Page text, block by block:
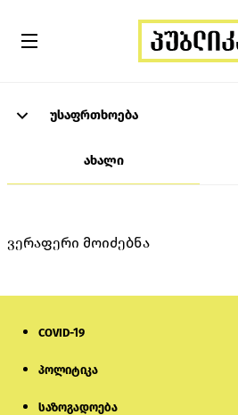
უსაფრთხოება
ახალი
ვერაფერი მოიძებნა
COVID-19
პოლიტიკა
საზოგადოება